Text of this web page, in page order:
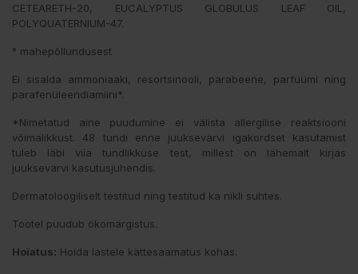
CETEARETH-20, EUCALYPTUS GLOBULUS LEAF OIL,
POLYQUATERNIUM-47.
° mahepõllundusest
Ei sisalda ammoniaaki, resortsinooli, parabeene, parfüümi ning
parafenüleendiamiini*.
*Nimetatud aine puudumine ei välista allergilise reaktsiooni
võimalikkust. 48 tundi enne juuksevärvi igakordset kasutamist
tuleb läbi viia tundlikkuse test, millest on lähemalt kirjas
juuksevärvi kasutusjuhendis.
Dermatoloogiliselt testitud ning testitud ka nikli suhtes.
Tootel puudub ökomärgistus.
Hoiatus: Hoida lastele kättesaamatus kohas.